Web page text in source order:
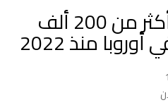
الصحة العالمية: أكثر من 200 ألف
منذ 2022